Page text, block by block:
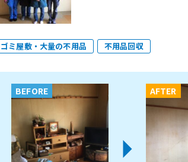
ゴミ屋敷・大量の不用品 不用品回収
BEFORE AFTER